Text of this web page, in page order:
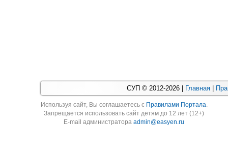
СУП © 2012-2026 | Главная
Используя cайт, Вы соглашаетесь с Правилами Портала.
Запрещается использовать сайт детям до 12 лет (12+)
E-mail администратораadmin@easyen.ru